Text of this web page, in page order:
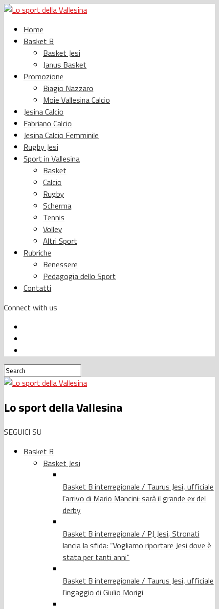
Home
Basket B
Basket Jesi
Janus Basket
Promozione
Biagio Nazzaro
Moie Vallesina Calcio
Jesina Calcio
Fabriano Calcio
Jesina Calcio Femminile
Rugby Jesi
Sport in Vallesina
Basket
Calcio
Rugby
Scherma
Tennis
Volley
Altri Sport
Rubriche
Benessere
Pedagogia dello Sport
Contatti
Connect with us
Lo sport della Vallesina
SEGUICI SU
Basket B
Basket Jesi
Basket B interregionale / Taurus Jesi, ufficiale
l’arrivo di Mario Mancini: sarà il grande ex del
derby
Basket B interregionale / PJ Jesi, Stronati
lancia la sfida: “Vogliamo riportare Jesi dove è
stata per tanti anni”
Basket B interregionale / Taurus Jesi, ufficiale
l’ingaggio di Giulio Morigi